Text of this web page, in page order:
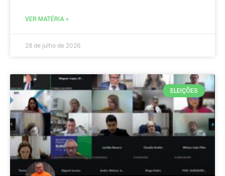
VER MATÉRIA »
28 de julho de 2026
ELEIÇÕES